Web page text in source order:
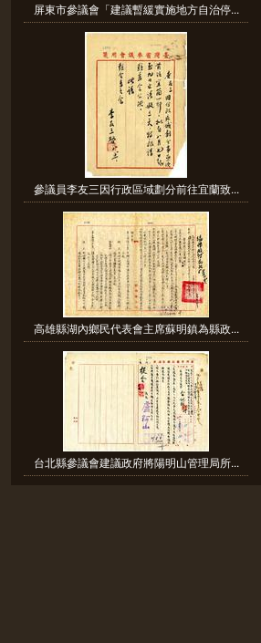
屏東市參議會「建議暫緩實施地方自治停...
參議員李友三因行政區域劃分前往宜蘭致...
高雄縣湖內鄉民代表會主席蘇明鎮為縣政...
台北縣參議會建議政府將陽明山管理局所...